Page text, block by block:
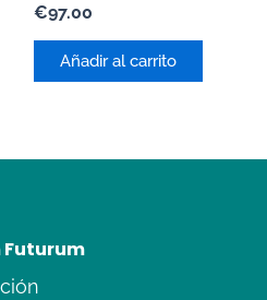
Valorado
con
0
€97.00
Añadir al carrito
Futurum